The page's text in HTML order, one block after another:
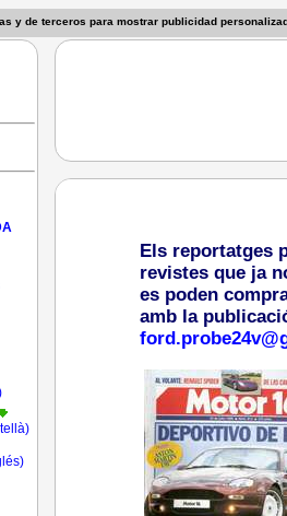
y de terceros para mostrar publicidad
Els reportatges
revistes que ja
es poden
amb la